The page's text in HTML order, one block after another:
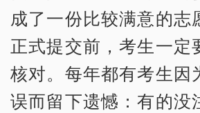
成了一份比较满意的志
正式提交前，考生一定
核对。每年都有考生因
误而留下遗憾：有的没